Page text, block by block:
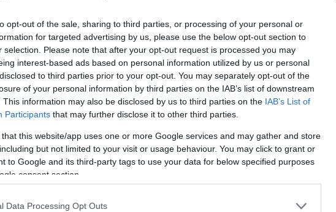
opt-out of the sale, sharing to third parties, or processing of your personal or
for targeted advertising by us, please use the below opt-out section to
selection. Please note that after your opt-out request is processed you may
interest-based ads based on personal information utilized by us or personal
to third parties prior to your opt-out. You may separately opt-out of the
of your personal information by third parties on the IAB’s list of downstream
This information may also be disclosed by us to third parties on the IAB’s List of
Participants that may further disclose it to other third parties.
that this website/app uses one or more Google services and may gather and store
but not limited to your visit or usage behaviour. You may click to grant or
to Google and its third-party tags to use your data for below specified purposes
consent section.
Data Processing Opt Outs